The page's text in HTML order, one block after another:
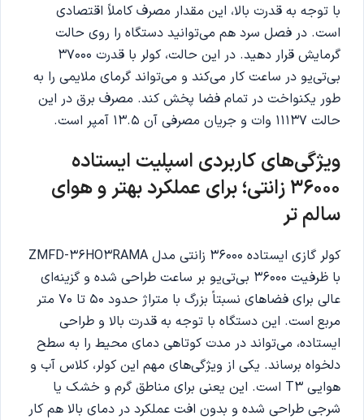
با توجه به قدرت بالا، این مقدار مصرف کاملاً اقتصادی
است. در فصل سرد هم می‌توانید دستگاه را روی حالت
گرمایش قرار دهید. در این حالت، کولر با قدرت 37000
بی‌تی‌یو در ساعت کار می‌کند و می‌تواند گرمای ملایمی را به
طور یکنواخت در تمام فضا پخش کند. مصرف برق در این
حالت 11137 وات و جریان مصرفی آن 13.5 آمپر است.
ویژگی‌های کاربردی اسپلیت ایستاده
36000 زانتی؛ برای عملکرد بهتر و هوای
سالم تر
کولر گازی ایستاده 36000 زانتی مدل ZMFD-36HO3RAMA
با ظرفیت 36000 بی‌تی‌یو بر ساعت طراحی شده و گزینه‌ای
عالی برای فضاهای نسبتاً بزرگ با متراژ حدود ۵۰ تا ۷۰ متر
مربع است. این دستگاه با توجه به قدرت بالا و طراحی
ایستاده، می‌تواند در مدت کوتاهی دمای محیط را به سطح
دلخواه برساند. یکی از ویژگی‌های مهم این کولر، کلاس آب و
هوایی T3 است. این یعنی برای مناطق گرم و خشک یا
شرجی طراحی شده و بدون افت عملکرد در دمای بالا هم کار